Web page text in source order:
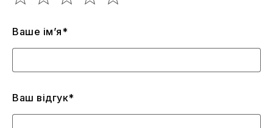
Ваше ім’я*
Ваш відгук*